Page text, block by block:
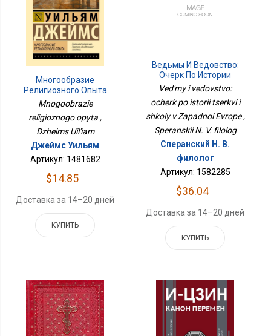
Многообразие
Религиозного Опыта
Mnogoobrazie
religioznogo opyta ,
Dzheims Uil'iam
Джеймс Уильям
Артикул: 1481682
$14.85
Доставка за 14–20 дней
КУПИТЬ
Ведьмы И Ведовство:
Очерк По Истории
Церкви И Школы В
Западной Европе
Ved'my i vedovstvo:
ocherk po istorii tserkvi i
shkoly v Zapadnoi Evrope ,
Speranskii N. V. filolog
Сперанский Н. В.
филолог
Артикул: 1582285
$36.04
Доставка за 14–20 дней
КУПИТЬ